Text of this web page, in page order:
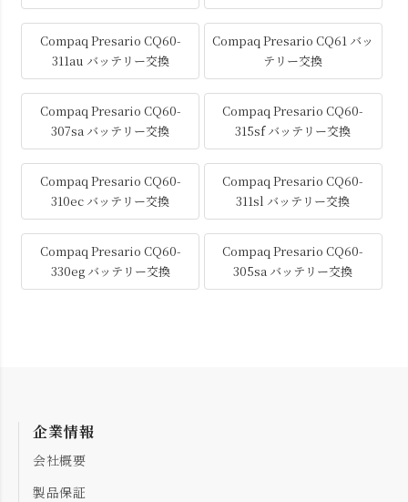
Compaq Presario CQ60-
311au バッテリー交換
Compaq Presario CQ61 バッ
テリー交換
Compaq Presario CQ60-
307sa バッテリー交換
Compaq Presario CQ60-
315sf バッテリー交換
Compaq Presario CQ60-
310ec バッテリー交換
Compaq Presario CQ60-
311sl バッテリー交換
Compaq Presario CQ60-
330eg バッテリー交換
Compaq Presario CQ60-
305sa バッテリー交換
企業情報
会社概要
製品保証